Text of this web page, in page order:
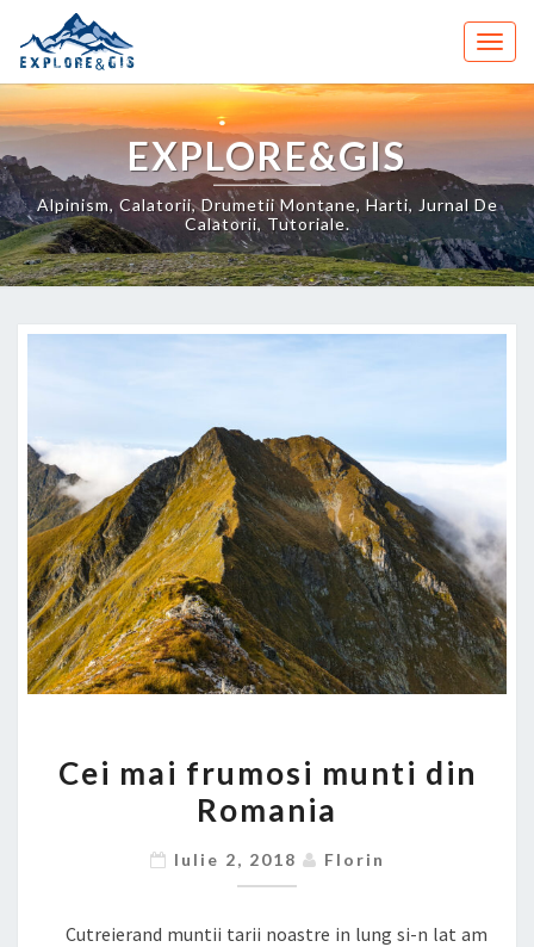
content
EXPLORE&GIS
Alpinism, Calatorii, Drumetii Montane, Harti, Jurnal De
Calatorii, Tutoriale.
MAI
FRUMOSI
DIN
Cei mai frumosi munti din
Romania
Iulie 2, 2018 Florin
Cutreierand muntii tarii noastre in lung si-n lat am